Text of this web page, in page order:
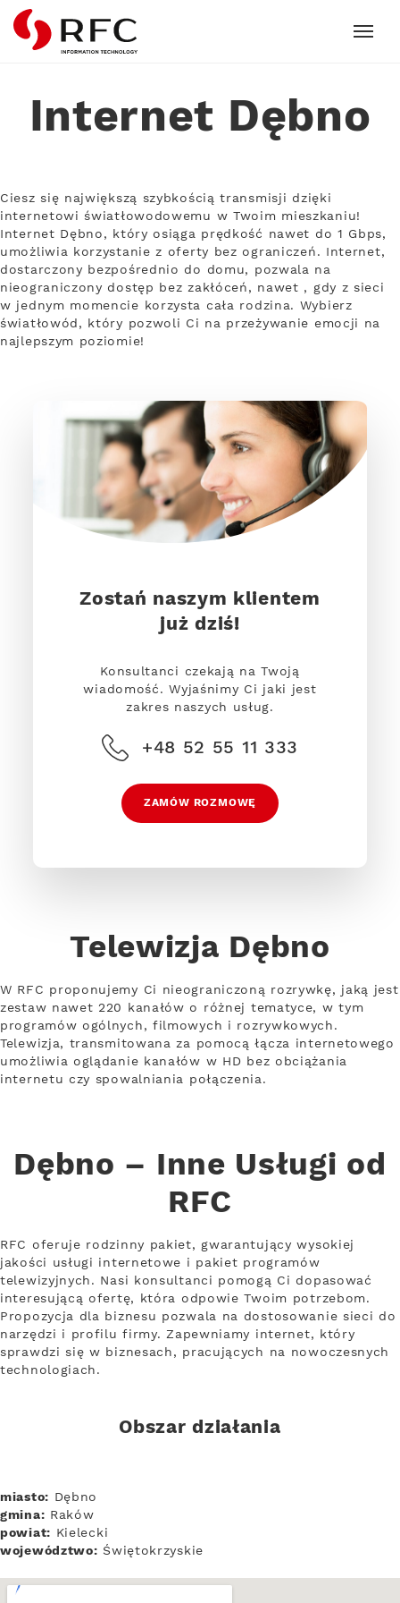
RFC
Internet Dębno
Ciesz się największą szybkością transmisji dzięki
internetowi światłowodowemu w Twoim mieszkaniu!
Internet Dębno, który osiąga prędkość nawet do 1 Gbps,
umożliwia korzystanie z oferty bez ograniczeń. Internet,
dostarczony bezpośrednio do domu, pozwala na
nieograniczony dostęp bez zakłóceń, nawet , gdy z sieci
w jednym momencie korzysta cała rodzina. Wybierz
światłowód, który pozwoli Ci na przeżywanie emocji na
najlepszym poziomie!
Zostań naszym klientem
już dziś!
Konsultanci czekają na Twoją
wiadomość. Wyjaśnimy Ci jaki jest
zakres naszych usług.
+48 52 55 11 333
ZAMÓW ROZMOWĘ
Telewizja Dębno
W RFC proponujemy Ci nieograniczoną rozrywkę, jaką jest
zestaw nawet 220 kanałów o różnej tematyce, w tym
programów ogólnych, filmowych i rozrywkowych.
Telewizja, transmitowana za pomocą łącza internetowego
umożliwia oglądanie kanałów w HD bez obciążania
internetu czy spowalniania połączenia.
Dębno – Inne Usługi od
RFC
RFC oferuje rodzinny pakiet, gwarantujący wysokiej
jakości usługi internetowe i pakiet programów
telewizyjnych. Nasi konsultanci pomogą Ci dopasować
interesującą ofertę, która odpowie Twoim potrzebom.
Propozycja dla biznesu pozwala na dostosowanie sieci do
narzędzi i profilu firmy. Zapewniamy internet, który
sprawdzi się w biznesach, pracujących na nowoczesnych
technologiach.
Obszar działania
miasto: Dębno
gmina: Raków
powiat: Kielecki
województwo: Świętokrzyskie